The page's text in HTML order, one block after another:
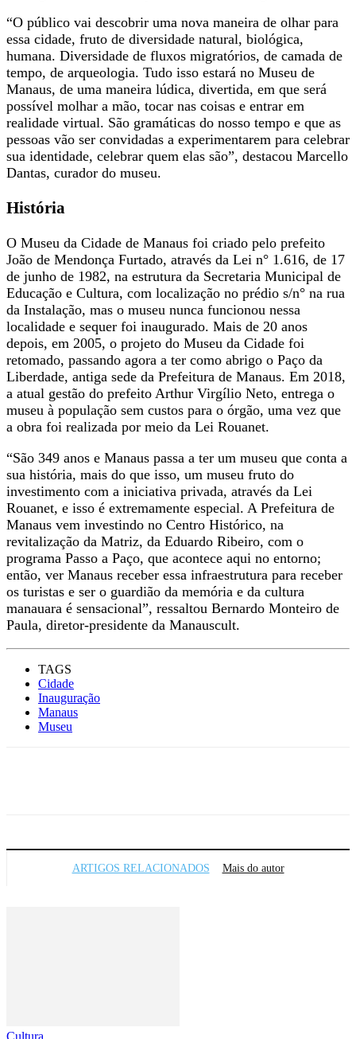
“O público vai descobrir uma nova maneira de olhar para
essa cidade, fruto de diversidade natural, biológica,
humana. Diversidade de fluxos migratórios, de camada de
tempo, de arqueologia. Tudo isso estará no Museu de
Manaus, de uma maneira lúdica, divertida, em que será
possível molhar a mão, tocar nas coisas e entrar em
realidade virtual. São gramáticas do nosso tempo e que as
pessoas vão ser convidadas a experimentarem para celebrar
sua identidade, celebrar quem elas são”, destacou Marcello
Dantas, curador do museu.
História
O Museu da Cidade de Manaus foi criado pelo prefeito
João de Mendonça Furtado, através da Lei n° 1.616, de 17
de junho de 1982, na estrutura da Secretaria Municipal de
Educação e Cultura, com localização no prédio s/n° na rua
da Instalação, mas o museu nunca funcionou nessa
localidade e sequer foi inaugurado. Mais de 20 anos
depois, em 2005, o projeto do Museu da Cidade foi
retomado, passando agora a ter como abrigo o Paço da
Liberdade, antiga sede da Prefeitura de Manaus. Em 2018,
a atual gestão do prefeito Arthur Virgílio Neto, entrega o
museu à população sem custos para o órgão, uma vez que
a obra foi realizada por meio da Lei Rouanet.
“São 349 anos e Manaus passa a ter um museu que conta a
sua história, mais do que isso, um museu fruto do
investimento com a iniciativa privada, através da Lei
Rouanet, e isso é extremamente especial. A Prefeitura de
Manaus vem investindo no Centro Histórico, na
revitalização da Matriz, da Eduardo Ribeiro, com o
programa Passo a Paço, que acontece aqui no entorno;
então, ver Manaus receber essa infraestrutura para receber
os turistas e ser o guardião da memória e da cultura
manauara é sensacional”, ressaltou Bernardo Monteiro de
Paula, diretor-presidente da Manauscult.
TAGS
Cidade
Inauguração
Manaus
Museu
ARTIGOS RELACIONADOS Mais do autor
Cultura